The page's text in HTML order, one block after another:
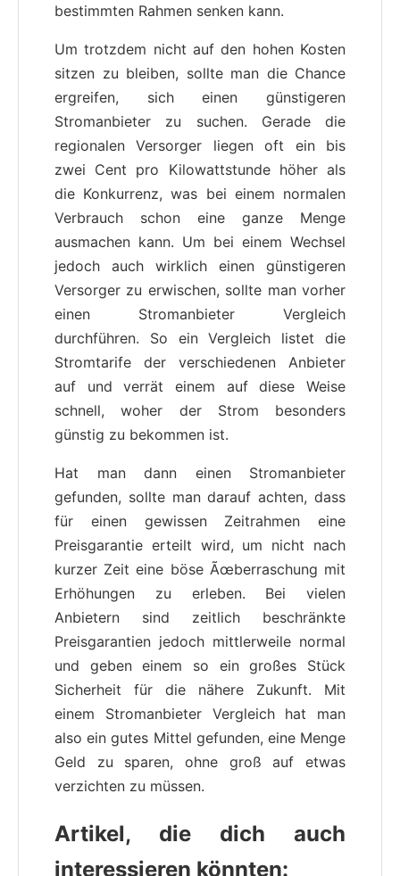
bestimmten Rahmen senken kann.
Um trotzdem nicht auf den hohen Kosten
sitzen zu bleiben, sollte man die Chance
ergreifen, sich einen günstigeren
Stromanbieter zu suchen. Gerade die
regionalen Versorger liegen oft ein bis
zwei Cent pro Kilowattstunde höher als
die Konkurrenz, was bei einem normalen
Verbrauch schon eine ganze Menge
ausmachen kann. Um bei einem Wechsel
jedoch auch wirklich einen günstigeren
Versorger zu erwischen, sollte man vorher
einen Stromanbieter Vergleich
durchführen. So ein Vergleich listet die
Stromtarife der verschiedenen Anbieter
auf und verrät einem auf diese Weise
schnell, woher der Strom besonders
günstig zu bekommen ist.
Hat man dann einen Stromanbieter
gefunden, sollte man darauf achten, dass
für einen gewissen Zeitrahmen eine
Preisgarantie erteilt wird, um nicht nach
kurzer Zeit eine böse Ãœberraschung mit
Erhöhungen zu erleben. Bei vielen
Anbietern sind zeitlich beschränkte
Preisgarantien jedoch mittlerweile normal
und geben einem so ein großes Stück
Sicherheit für die nähere Zukunft. Mit
einem Stromanbieter Vergleich hat man
also ein gutes Mittel gefunden, eine Menge
Geld zu sparen, ohne groß auf etwas
verzichten zu müssen.
Artikel, die dich auch
interessieren könnten: